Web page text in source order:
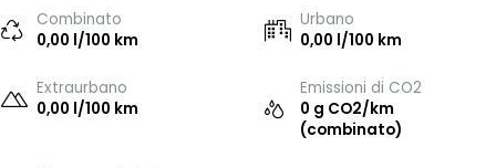
Combinato
0,00 l/100 km
Urbano
0,00 l/100 km
Extraurbano
0,00 l/100 km
Emissioni di CO2
0 g CO2/km
(combinato)